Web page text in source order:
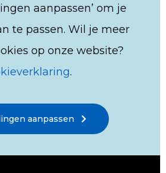
aanpassen’ om je
te passen. Wil je meer
op onze website?
.
aanpassen